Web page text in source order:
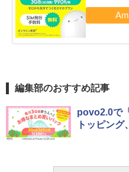
編集部のおすすめ記事
povo2.0で
トッピング